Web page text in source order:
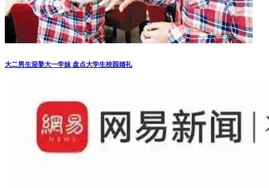
大二男生迎娶大一学妹 盘点大学生校园婚礼